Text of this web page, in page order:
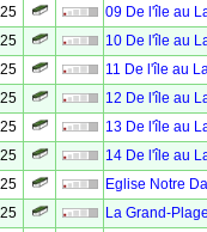
09 De l'île au
10 De l'île au
11 De l'île au
12 De l'île au
13 De l'île au
14 De l'île au
Eglise Notre
La Grand-Plage